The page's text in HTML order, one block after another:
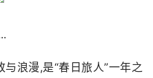
浪漫,是“春日旅人”一年之